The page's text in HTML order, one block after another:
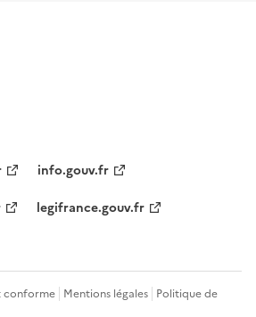
info.gouv.fr
legifrance.gouv.fr
conforme Mentions légales Politique de